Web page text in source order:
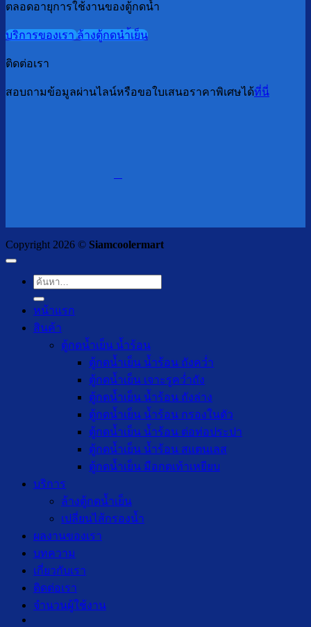
ตลอดอายุการใช้งานของตู้กดน้ำ
บริการของเราล้างตู้กดนำ้เย็น
ติดต่อเรา
สอบถามข้อมูลผ่านไลน์หรือขอใบเสนอราคาพิเศษได้ที่นี่
Copyright 2026 © Siamcoolermart
ค้นหา:
หน้าแรก
สินค้า
ตู้กดน้ำเย็น น้ำร้อน
ตู้กดน้ำเย็น น้ำร้อน ถังคว่ำ
ตู้กดน้ำเย็น เจาะรูคว่ำถัง
ตู้กดน้ำเย็น น้ำร้อน ถังล่าง
ตู้กดน้ำเย็น น้ำร้อน กรองในตัว
ตู้กดน้ำเย็น น้ำร้อน ต่อท่อประปา
ตู้กดน้ำเย็น น้ำร้อน สแตนเลส
ตู้กดน้ำเย็น มือกดเท้าเหยียบ
บริการ
ล้างตู้กดน้ำเย็น
เปลี่ยนไส้กรองน้ำ
ผลงานของเรา
บทความ
เกี่ยวกับเรา
ติดต่อเรา
จำนวนผู้ใช้งาน